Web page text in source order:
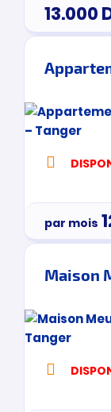
13.000
par mois